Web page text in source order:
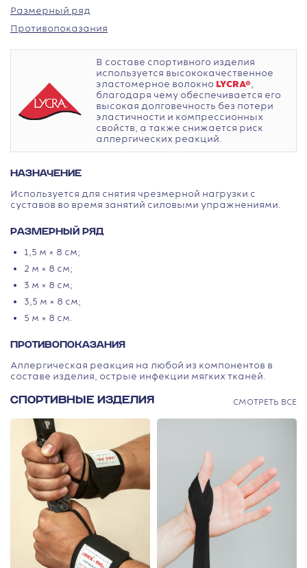
Размерный ряд
Противопоказания
В составе спортивного изделия
используется высококачественное
эластомерное волокно LYCRA®,
благодаря чему обеспечивается его
высокая долговечность без потери
эластичности и компрессионных
свойств, а также снижается риск
аллергических реакций.
НАЗНАЧЕНИЕ
Используется для снятия чрезмерной нагрузки с
суставов во время занятий силовыми упражнениями.
РАЗМЕРНЫЙ РЯД
1,5 м × 8 см;
2 м × 8 см;
3 м × 8 см;
3,5 м × 8 см;
5 м × 8 см.
ПРОТИВОПОКАЗАНИЯ
Аллергическая реакция на любой из компонентов в
составе изделия, острые инфекции мягких тканей.
СПОРТИВНЫЕ ИЗДЕЛИЯ СМОТРЕТЬ ВСЕ